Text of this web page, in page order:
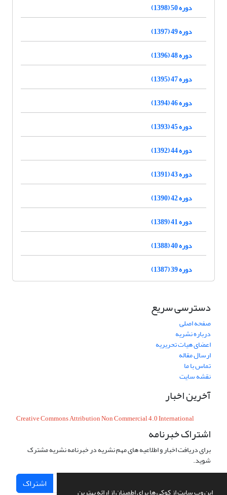
این وب سایت از کوکی ها برای اطمینان از ارائه بهترین
دوره 50 (1398)
دوره 49 (1397)
دوره 48 (1396)
دوره 47 (1395)
دوره 46 (1394)
دوره 45 (1393)
دوره 44 (1392)
دوره 43 (1391)
دوره 42 (1390)
دوره 41 (1389)
دوره 40 (1388)
دوره 39 (1387)
دسترسی سریع
صفحه اصلی
درباره نشریه
اعضای هیات تحریریه
ارسال مقاله
تماس با ما
نقشه سایت
آخرین اخبار
Creative Commons Attribution Non Commercial 4.0 International
اشتراک خبرنامه
برای دریافت اخبار و اطلاعیه های مهم نشریه در خبرنامه نشریه مشترک
شوید.
اشتراک